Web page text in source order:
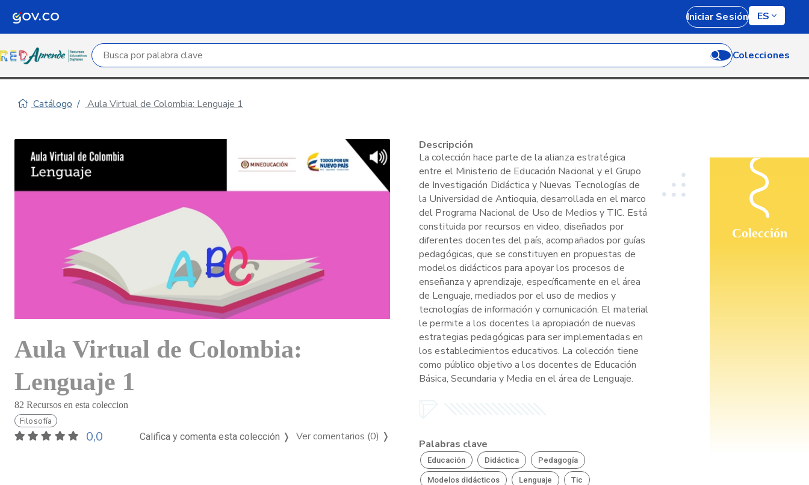
Iniciar Sesión ES
Campo de búsqueda por palabra clave Colecciones
Catálogo Aula Virtual de Colombia: Lenguaje 1
Colección
Aula Virtual de Colombia:
Lenguaje 1
82 Recursos en esta coleccion
Filosofía
0,0 Califica y comenta esta colección ❭ Ver comentarios (0) ❭
Descripción
La colección hace parte de la alianza estratégica
entre el Ministerio de Educación Nacional y el Grupo
de Investigación Didáctica y Nuevas Tecnologías de
la Universidad de Antioquia, desarrollada en el marco
del Programa Nacional de Uso de Medios y TIC. Está
constituida por recursos en video, diseñados por
diferentes docentes del país, acompañados por guías
pedagógicas, que se constituyen en propuestas de
modelos didácticos para apoyar los procesos de
enseñanza y aprendizaje, específicamente en el área
de Lenguaje, mediados por el uso de medios y
tecnologías de información y comunicación. El material
le permite a los docentes la apropiación de nuevas
estrategias pedagógicas para ser implementadas en
los establecimientos educativos. La colección tiene
como público objetivo a los docentes de Educación
Básica, Secundaria y Media en el área de Lenguaje.
Palabras clave
Educación Didáctica Pedagogía
Modelos didácticos Lenguaje Tic